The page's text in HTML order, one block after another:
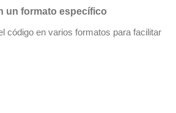
un formato específico
código en varios formatos para facilitar